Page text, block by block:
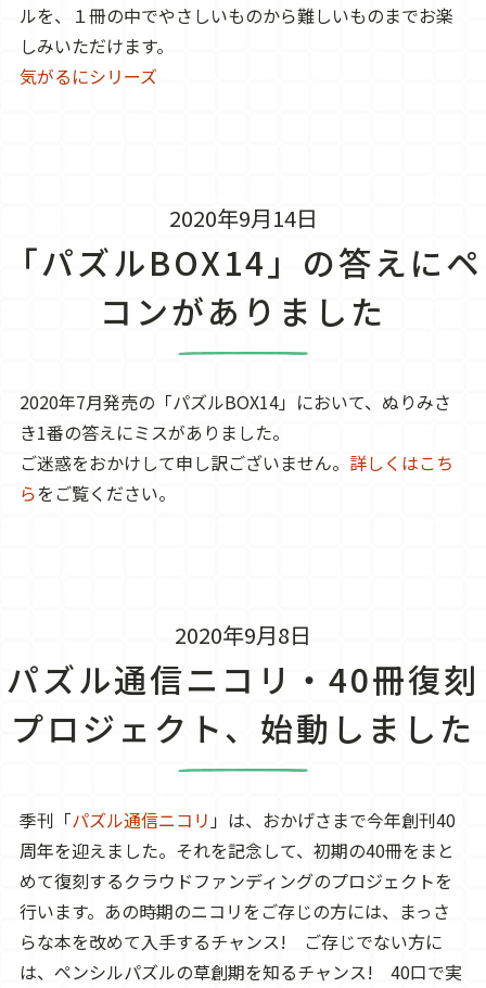
ルを、１冊の中でやさしいものから難しいものまでお楽
しみいただけます。
気がるにシリーズ
2020年9月14日
「パズルBOX14」の答えにペ
コンがありました
2020年7月発売の「パズルBOX14」において、ぬりみさ
き1番の答えにミスがありました。
ご迷惑をおかけして申し訳ございません。 詳しくはこち
らをご覧ください。
2020年9月8日
パズル通信ニコリ・40冊復刻
プロジェクト、始動しました
季刊「パズル通信ニコリ 」は、おかげさまで今年創刊40
周年を迎えました。それを記念して、初期の40冊をまと
めて復刻するクラウドファンディングのプロジェクトを
行います。あの時期のニコリをご存じの方には、まっさ
らな本を改めて入手するチャンス! ご存じでない方に
は、ペンシルパズルの草創期を知るチャンス! 40口で実